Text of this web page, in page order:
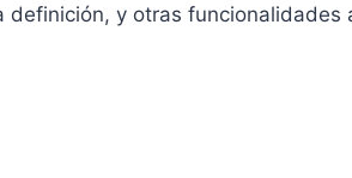
definición, y otras funcionalidades